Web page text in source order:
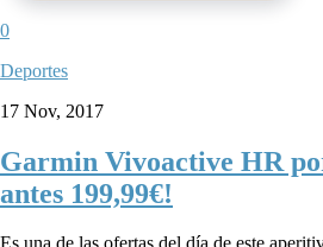
0
Deportes
17 Nov, 2017
Garmin Vivoactive HR
antes 199,99€!